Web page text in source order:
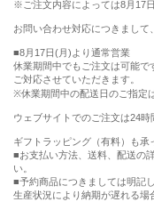
※ご注文内容によっては8月17
お問い合わせ対応につきまして
■8月17日(月)より通常営業
休業期間中でもご注文は可能で
ご対応させていただきます。
※休業期間中の配送日のご指定
ウェブサイトでのご注文は24時
ギフトラッピング（有料）も
■お支払い方法、送料、配送の
い。
■予約商品につきましては明記
生産状況により納期が遅れる場